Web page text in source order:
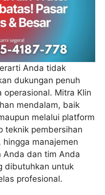
Anda tidak
dukungan penuh
operasional. Mitra Klin
mendalam, baik
melalui platform
teknik pembersihan
hingga manajemen
Anda dan tim Anda
dibutuhkan untuk
profesional.